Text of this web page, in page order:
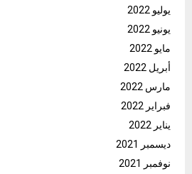
يوليو 2022
يونيو 2022
مايو 2022
أبريل 2022
مارس 2022
فبراير 2022
يناير 2022
ديسمبر 2021
نوفمبر 2021